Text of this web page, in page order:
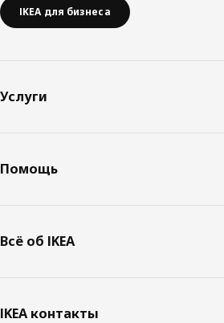
IKEA для бизнеса
Услуги
Помощь
Всё об IKEA
IKEA контакты